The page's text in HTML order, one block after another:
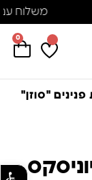
0
"סוזן"
פתח